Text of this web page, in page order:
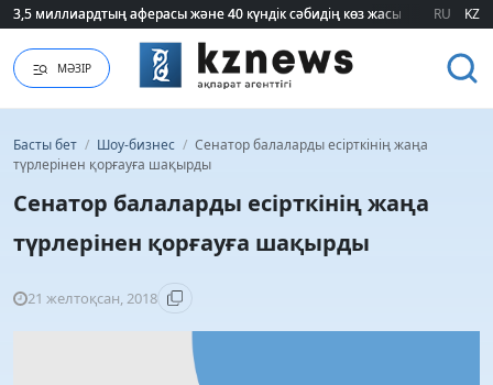
3,5 миллиардтың аферасы және 40 күндік сәбидің көз жасы:
3,5 миллиардтың аферасы және 40 күндік сәбидің көз жасы: RU KZ
МӘЗІР
Басты бет / Шоу-бизнес / Сенатор балаларды есірткінің жаңа
түрлерінен қорғауға шақырды
Сенатор балаларды есірткінің жаңа
түрлерінен қорғауға шақырды
21 желтоқсан, 2018